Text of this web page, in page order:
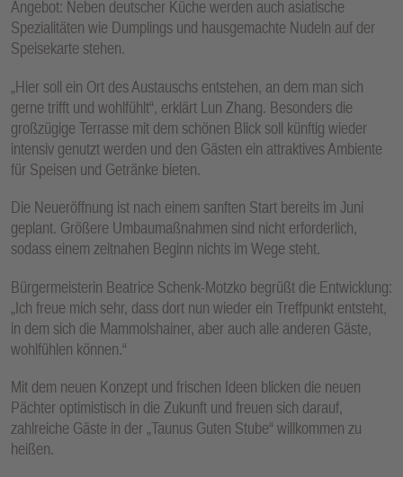
Angebot: Neben deutscher Küche werden auch asiatische
Spezialitäten wie Dumplings und hausgemachte Nudeln auf der
Speisekarte stehen.
„Hier soll ein Ort des Austauschs entstehen, an dem man sich
gerne trifft und wohlfühlt“, erklärt Lun Zhang. Besonders die
großzügige Terrasse mit dem schönen Blick soll künftig wieder
intensiv genutzt werden und den Gästen ein attraktives Ambiente
für Speisen und Getränke bieten.
Die Neueröffnung ist nach einem sanften Start bereits im Juni
geplant. Größere Umbaumaßnahmen sind nicht erforderlich,
sodass einem zeitnahen Beginn nichts im Wege steht.
Bürgermeisterin Beatrice Schenk-Motzko begrüßt die Entwicklung:
„Ich freue mich sehr, dass dort nun wieder ein Treffpunkt entsteht,
in dem sich die Mammolshainer, aber auch alle anderen Gäste,
wohlfühlen können.“
Mit dem neuen Konzept und frischen Ideen blicken die neuen
Pächter optimistisch in die Zukunft und freuen sich darauf,
zahlreiche Gäste in der „Taunus Guten Stube“ willkommen zu
heißen.